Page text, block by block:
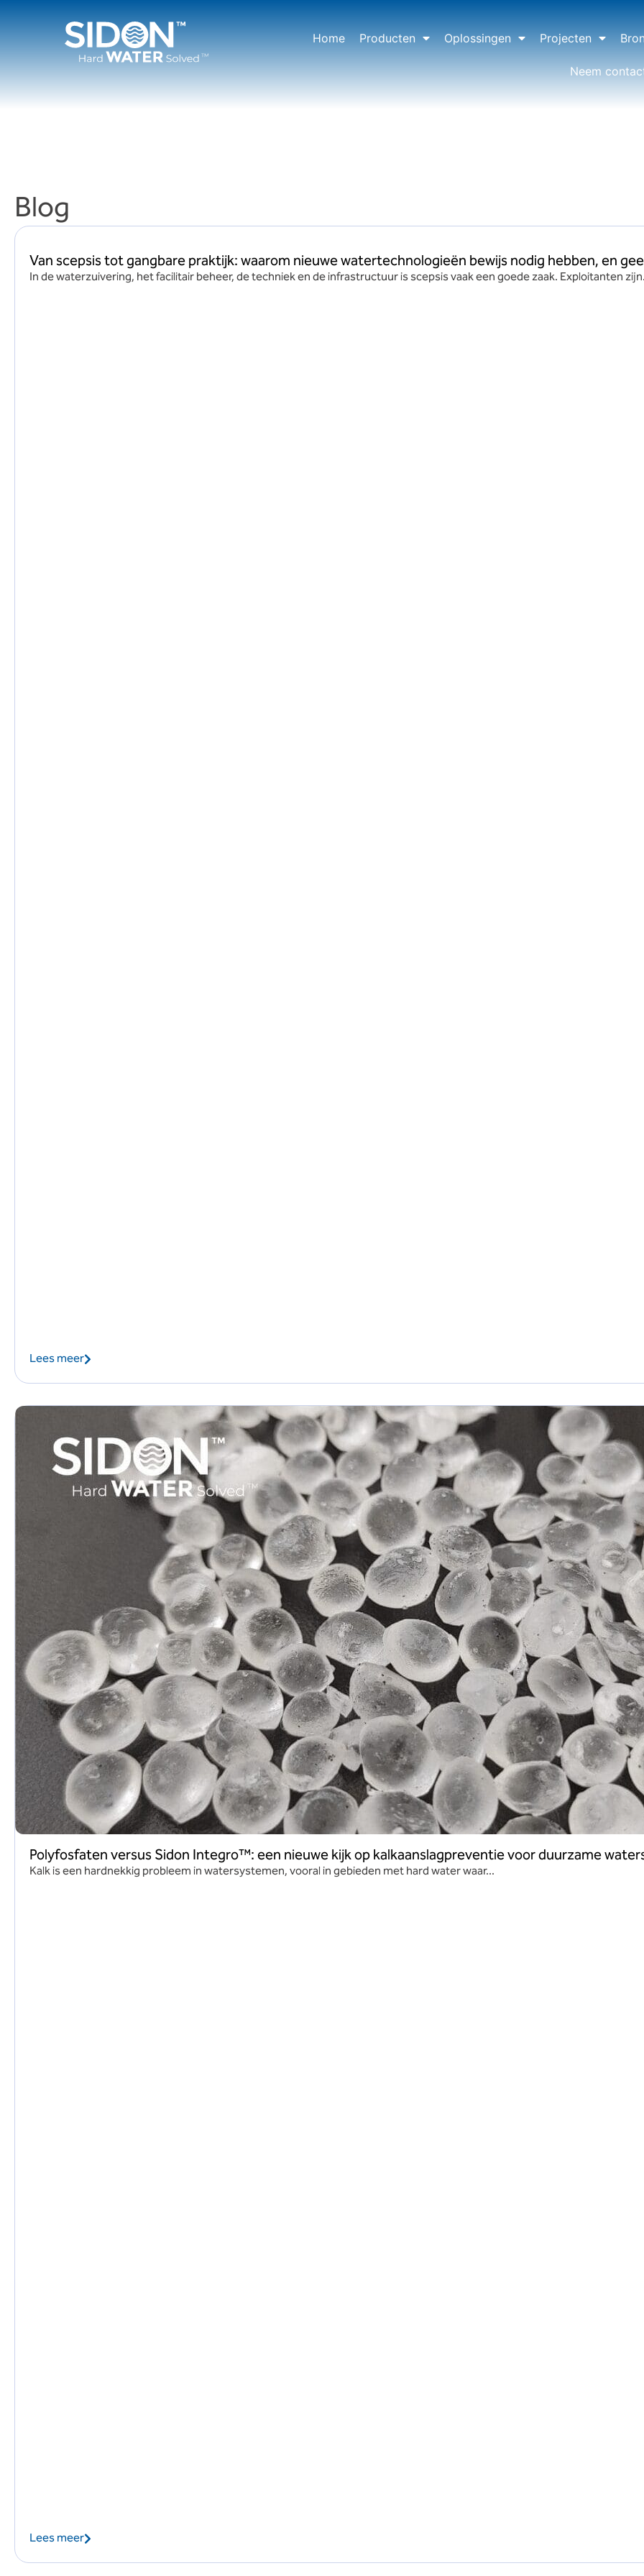
Home Producten Oplossingen Projecten
Neem
Blog
Van scepsis tot gangbare praktijk: waarom nieuwe watertechnologieën bewijs nodig hebben, en
In de waterzuivering, het facilitair beheer, de techniek en de infrastructuur is scepsis vaak een goede zaak. Exploitanten
Lees meer
Polyfosfaten versus Sidon Integro™: een nieuwe kijk op kalkaanslagpreventie voor duurzame
Kalk is een hardnekkig probleem in watersystemen, vooral in gebieden met hard water waar...
Lees meer